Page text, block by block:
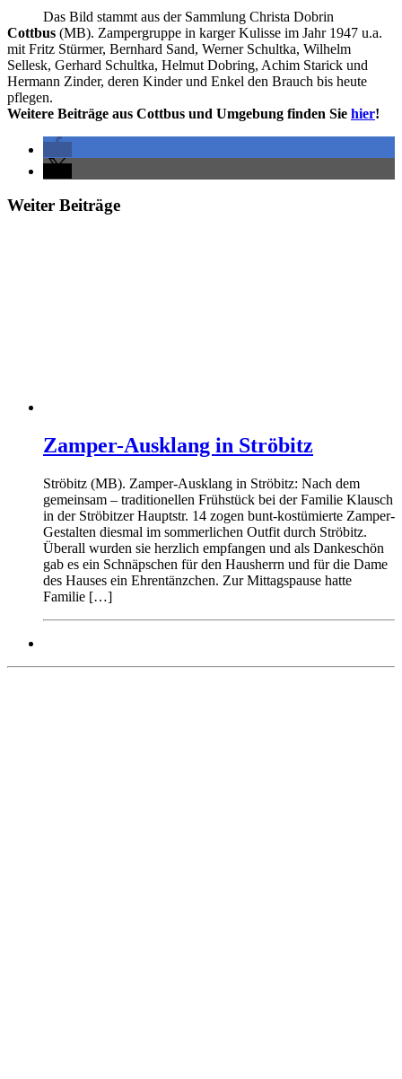
Das Bild stammt aus der Sammlung Christa Dobrin
Cottbus (MB). Zampergruppe in karger Kulisse im Jahr 1947 u.a.
mit Fritz Stürmer, Bernhard Sand, Werner Schultka, Wilhelm
Sellesk, Gerhard Schultka, Helmut Dobring, Achim Starick und
Hermann Zinder, deren Kinder und Enkel den Brauch bis heute
pflegen.
Weitere Beiträge aus Cottbus und Umgebung finden Sie hier!
Weiter Beiträge
Zamper-Ausklang in Ströbitz
Ströbitz (MB). Zamper-Ausklang in Ströbitz: Nach dem
gemeinsam – traditionellen Frühstück bei der Familie Klausch
in der Ströbitzer Hauptstr. 14 zogen bunt-kostümierte Zamper-
Gestalten diesmal im sommerlichen Outfit durch Ströbitz.
Überall wurden sie herzlich empfangen und als Dankeschön
gab es ein Schnäpschen für den Hausherrn und für die Dame
des Hauses ein Ehrentänzchen. Zur Mittagspause hatte
Familie […]